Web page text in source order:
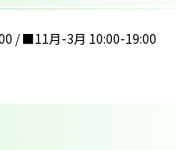
/ ■11月-3月 10:00-19:00